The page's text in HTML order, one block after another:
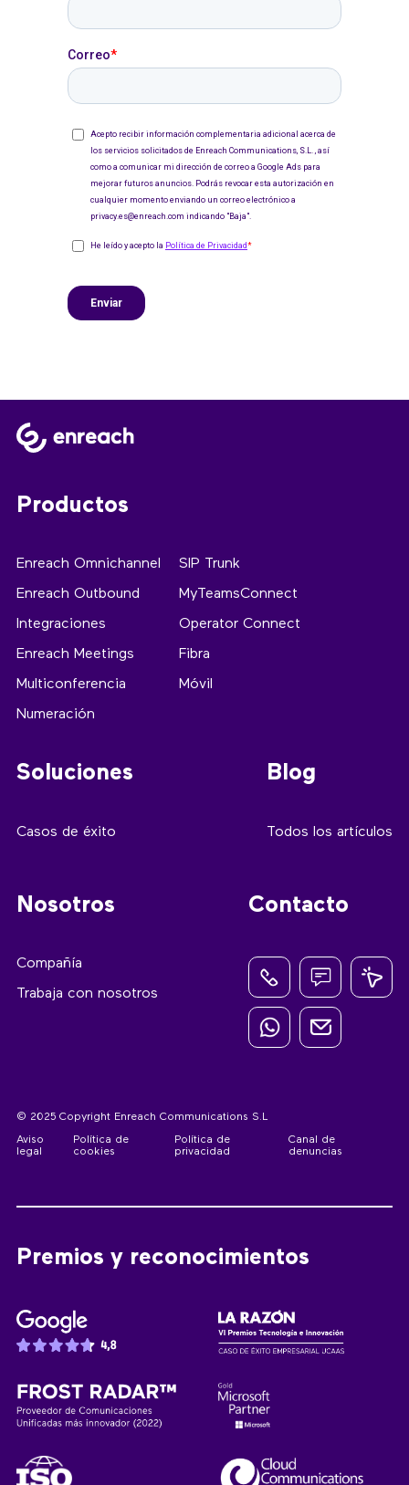
Productos
Enreach Omnichannel
Enreach Outbound
Integraciones
Enreach Meetings
Multiconferencia
Numeración
SIP Trunk
MyTeamsConnect
Operator Connect
Fibra
Móvil
Soluciones
Casos de éxito
Blog
Todos los artículos
Nosotros
Compañía
Trabaja con nosotros
Contacto
© 2025 Copyright Enreach Communications S.L
Aviso
legal
Política de
cookies
Política de
privacidad
Canal de
denuncias
Premios y reconocimientos